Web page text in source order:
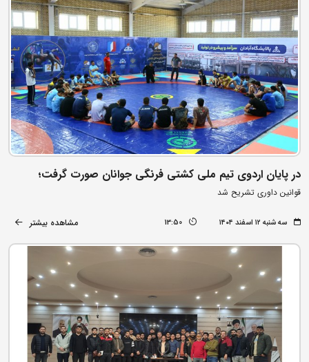
در پایان اردوی تیم ملی کشتی فرنگی جوانان صورت گرفت؛
قوانین داوری تشریح شد
سه شنبه ۱۲ اسفند ۱۴۰۴ 13:50 مشاهده بیشتر